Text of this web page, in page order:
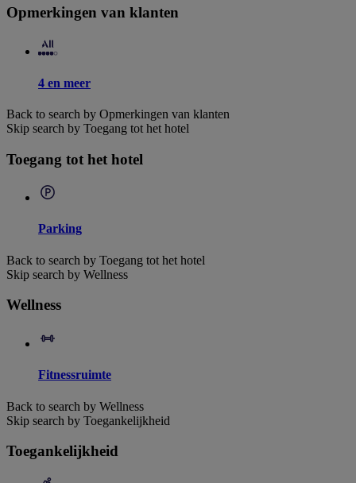
Opmerkingen van klanten
4 en meer
Back to search by Opmerkingen van klanten
Skip search by Toegang tot het hotel
Toegang tot het hotel
Parking
Back to search by Toegang tot het hotel
Skip search by Wellness
Wellness
Fitnessruimte
Back to search by Wellness
Skip search by Toegankelijkheid
Toegankelijkheid